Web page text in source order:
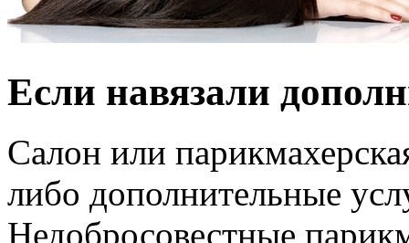
Если навязали
Салон или
либо дополнительные
Недобросовестные